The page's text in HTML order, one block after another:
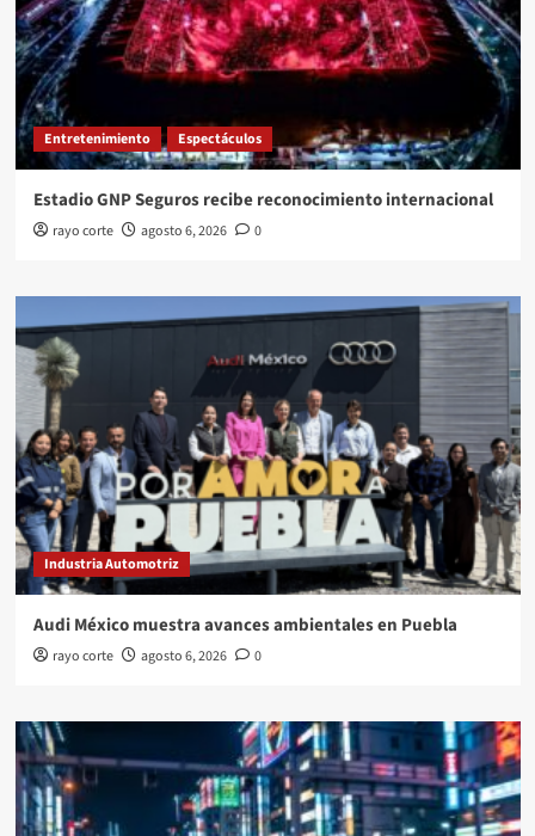
Entretenimiento Espectáculos
Estadio GNP Seguros recibe reconocimiento internacional
rayo corte agosto 6, 2026 0
Industria Automotriz
Audi México muestra avances ambientales en Puebla
rayo corte agosto 6, 2026 0